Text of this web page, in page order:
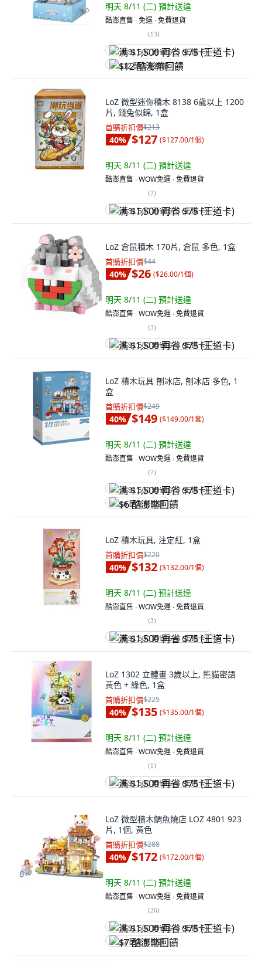
明天 8/11 (二) 預計送達
酷澎直售 ∙ 免運 ∙ 免費退貨
(13)
满 $1,500 再省 $75 (王道卡)
$12 酷澎幣回饋
LoZ 微型迷你積木 8138 6歲以上 1200
片, 錢兔似錦, 1盒
首購折扣價$213
40% $127 ($127.00/1個)
明天 8/11 (二) 預計送達
酷澎直售 ∙ WOW免運 ∙ 免費退貨
(2)
满 $1,500 再省 $75 (王道卡)
LoZ 倉鼠積木 170片, 倉鼠 多色, 1盒
首購折扣價$44
40% $26 ($26.00/1個)
明天 8/11 (二) 預計送達
酷澎直售 ∙ WOW免運 ∙ 免費退貨
(3)
满 $1,500 再省 $75 (王道卡)
LoZ 積木玩具 刨冰店, 刨冰店 多色, 1
盒
首購折扣價$249
40% $149 ($149.00/1套)
明天 8/11 (二) 預計送達
酷澎直售 ∙ WOW免運 ∙ 免費退貨
(7)
满 $1,500 再省 $75 (王道卡)
$6 酷澎幣回饋
LoZ 積木玩具, 注定紅, 1盒
首購折扣價$220
40% $132 ($132.00/1個)
明天 8/11 (二) 預計送達
酷澎直售 ∙ WOW免運 ∙ 免費退貨
(3)
满 $1,500 再省 $75 (王道卡)
LoZ 1302 立體畫 3歲以上, 熊貓密語
黃色 + 綠色, 1盒
首購折扣價$225
40% $135 ($135.00/1個)
明天 8/11 (二) 預計送達
酷澎直售 ∙ WOW免運 ∙ 免費退貨
(1)
满 $1,500 再省 $75 (王道卡)
LoZ 微型積木鯛魚燒店 LOZ 4801 923
片, 1個, 黃色
首購折扣價$288
40% $172 ($172.00/1個)
明天 8/11 (二) 預計送達
酷澎直售 ∙ WOW免運 ∙ 免費退貨
(26)
满 $1,500 再省 $75 (王道卡)
$7 酷澎幣回饋